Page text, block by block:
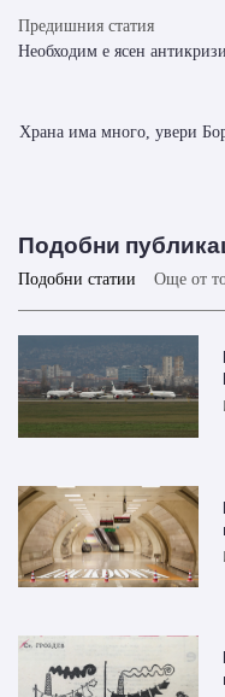
Предишния статия
Необходим е ясен
Храна има много, увери
Подобни
Подобни статии Още от